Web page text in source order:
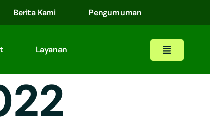
Berita Kami Pengumuman
Layanan